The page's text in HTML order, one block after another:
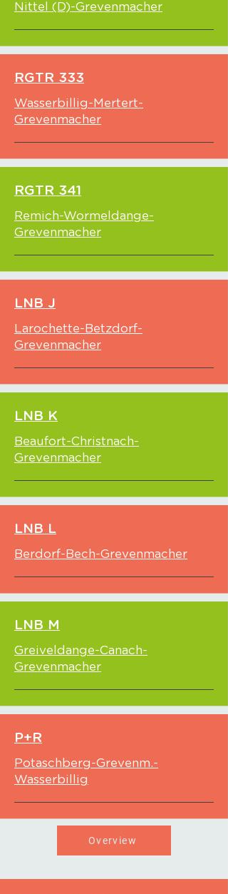
Nittel (D)-Grevenmacher
RGTR 333
Wasserbillig-Mertert-
Grevenmacher
RGTR 341
Remich-Wormeldange-
Grevenmacher
LNB J
Larochette-Betzdorf-
Grevenmacher
LNB K
Beaufort-Christnach-
Grevenmacher
LNB L
Berdorf-Bech-Grevenmacher
LNB M
Greiveldange-Canach-
Grevenmacher
P+R
Potaschberg-Grevenm.-
Wasserbillig
Overview